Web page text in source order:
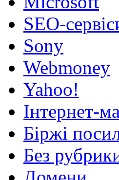
SEO-
Sony
Webmoney
Yahoo!
Інтернет-
Біржі
Без